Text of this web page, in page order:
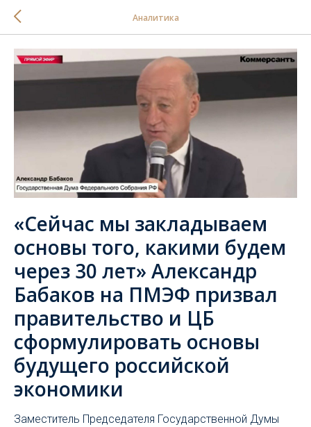
Аналитика
«Сейчас мы закладываем
основы того, какими будем
через 30 лет» Александр
Бабаков на ПМЭФ призвал
правительство и ЦБ
сформулировать основы
будущего российской
экономики
Заместитель Председателя Государственной Думы